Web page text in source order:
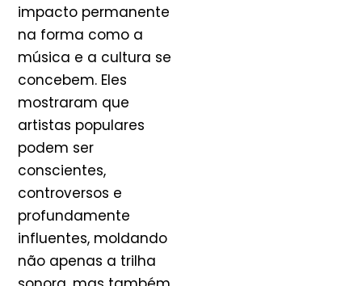
impacto permanente
na forma como a
música e a cultura se
concebem. Eles
mostraram que
artistas populares
podem ser
conscientes,
controversos e
profundamente
influentes, moldando
não apenas a trilha